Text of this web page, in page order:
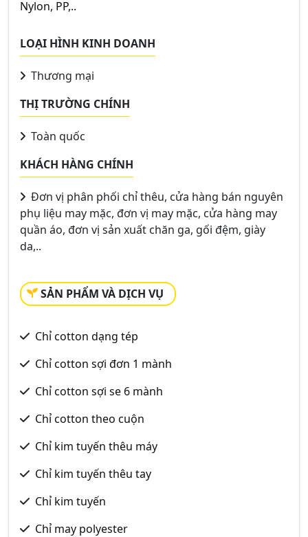
Nylon, PP,..
LOẠI HÌNH KINH DOANH
Thương mại
THỊ TRƯỜNG CHÍNH
Toàn quốc
KHÁCH HÀNG CHÍNH
Đơn vị phân phối chỉ thêu, cửa hàng bán nguyên
phụ liệu may mặc, đơn vị may mặc, cửa hàng may
quần áo, đơn vị sản xuất chăn ga, gối đệm, giày
da,..
SẢN PHẨM VÀ DỊCH VỤ
Chỉ cotton dạng tép
Chỉ cotton sợi đơn 1 mành
Chỉ cotton sợi se 6 mành
Chỉ cotton theo cuộn
Chỉ kim tuyến thêu máy
Chỉ kim tuyến thêu tay
Chỉ kim tuyến
Chỉ may polyester